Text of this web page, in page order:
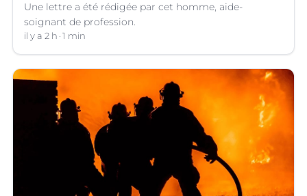
Une lettre a été rédigée par cet homme, aide-
soignant de profession.
il y a 2 h 1 min